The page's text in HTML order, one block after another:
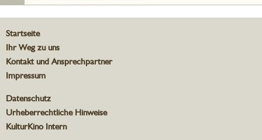
Startseite
Ihr Weg zu uns
Kontakt und Ansprechpartner
Impressum
Datenschutz
Urheberrechtliche Hinweise
KulturKino Intern